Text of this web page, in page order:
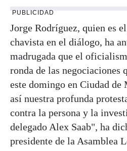
PUBLICIDAD
Jorge Rodríguez, quien es
chavista en el diálogo, ha
madrugada que el
ronda de las negociaciones
este domingo en Ciudad de
así nuestra profunda
contra la persona y la
delegado Alex Saab", ha
presidente de la Asamblea